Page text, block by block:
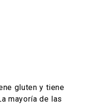
gluten y tiene
mayoría de las